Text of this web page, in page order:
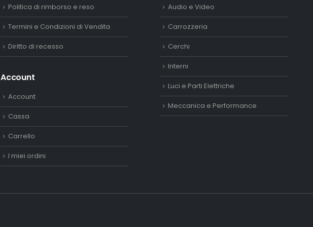
Politica di rimborso e reso
Termini e Condizioni di Vendita
Diritto di recesso
Account
Account
Cassa
Carrello
I miei ordini
Audio e Video
Carrozzeria
Cerchi
Interni
Luci e Parti Elettriche
Meccanica e Performance